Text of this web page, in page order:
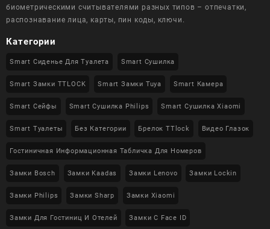
биометрическими считывателями разных типов – отпечатки,
распознавание лица, карты, пин коды, ключи.
Категории
Smart Сиденье Для Туалета Smart Сушилка
Smart Замки TTLOCK Smart Замки Tuya Smart Камера
Smart Сейфы Smart Сушилка Philips Smart Сушилка Xiaomi
Smart Туалеты Без Категории Брелок TTlock Видео Глазок
Гостиничная Информационная Табличка Для Номеров
Замки Bosch Замки Kaadas Замки Lenovo Замки Lockin
Замки Philips Замки Sharp Замки Xiaomi
Замки Для Гостиниц И Отелей Замки С Face ID